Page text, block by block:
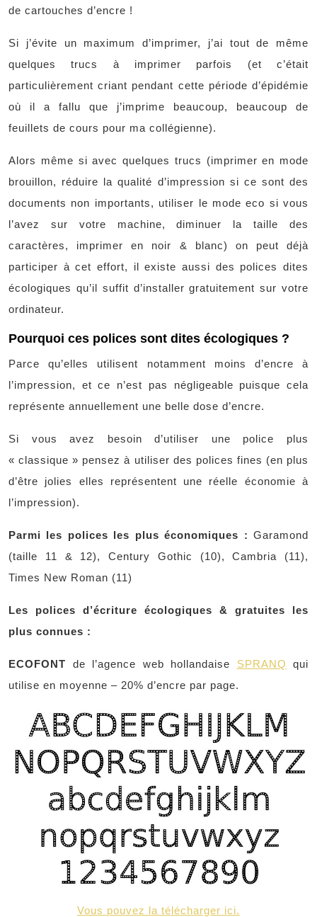
de cartouches d’encre !
Si j’évite un maximum d’imprimer, j’ai tout de même
quelques trucs à imprimer parfois (et c’était
particulièrement criant pendant cette période d’épidémie
où il a fallu que j’imprime beaucoup, beaucoup de
feuillets de cours pour ma collégienne).
Alors même si avec quelques trucs (imprimer en mode
brouillon, réduire la qualité d’impression si ce sont des
documents non importants, utiliser le mode eco si vous
l’avez sur votre machine, diminuer la taille des
caractères, imprimer en noir & blanc) on peut déjà
participer à cet effort, il existe aussi des polices dites
écologiques qu’il suffit d’installer gratuitement sur votre
ordinateur.
Pourquoi ces polices sont dites écologiques ?
Parce qu’elles utilisent notamment moins d’encre à
l’impression, et ce n’est pas négligeable puisque cela
représente annuellement une belle dose d’encre.
Si vous avez besoin d’utiliser une police plus
« classique » pensez à utiliser des polices fines (en plus
d’être jolies elles représentent une réelle économie à
l’impression).
Parmi les polices les plus économiques : Garamond
(taille 11 & 12), Century Gothic (10), Cambria (11),
Times New Roman (11)
Les polices d’écriture écologiques & gratuites les
plus connues :
ECOFONT de l’agence web hollandaise SPRANQ qui
utilise en moyenne – 20% d’encre par page.
Vous pouvez la télécharger ici.